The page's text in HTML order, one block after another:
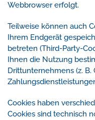
Webbrowser erfolgt.
Teilweise können auch
Ihrem Endgerät
betreten (Third-Party-
Ihnen die Nutzung
Drittunternehmens (z.
Cookies haben
Cookies sind technisch